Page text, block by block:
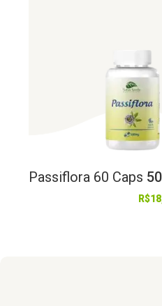
Passiflora 60 Caps
R$